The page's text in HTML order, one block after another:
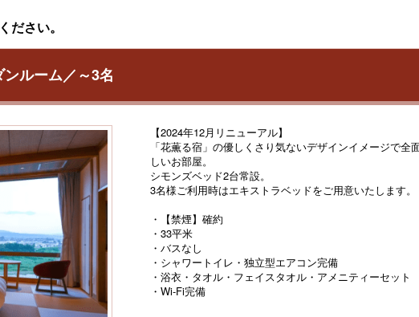
ださい。
ンルーム／～3名
【2024年12月リニューアル】
「花薫る宿」の優しくさり気ないデザインイメージで全
しいお部屋。
シモンズベッド2台常設。
3名様ご利用時はエキストラベッドをご用意いたします。
・【禁煙】確約
・33平米
・バスなし
・シャワートイレ・独立型エアコン完備
・浴衣・タオル・フェイスタオル・アメニティーセット
・Wi-Fi完備